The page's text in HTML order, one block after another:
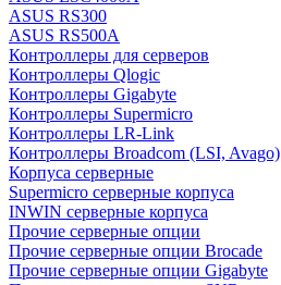
ASUS RS300
ASUS RS500A
Контроллеры для серверов
Контроллеры Qlogic
Контроллеры Gigabyte
Контроллеры Supermicro
Контроллеры LR-Link
Контроллеры Broadcom (LSI, Avago)
Корпуса серверные
Supermicro серверные корпуса
INWIN серверные корпуса
Прочие серверные опции
Прочие серверные опции Brocade
Прочие серверные опции Gigabyte